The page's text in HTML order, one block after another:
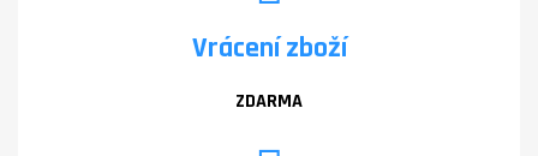
Vrácení zboží
ZDARMA